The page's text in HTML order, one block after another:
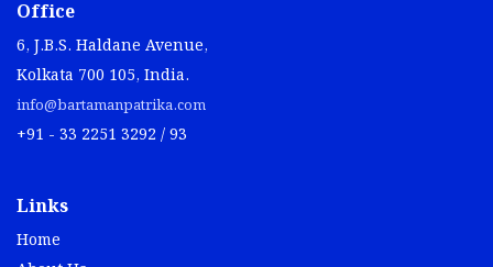
Office
6, J.B.S. Haldane Avenue,
Kolkata 700 105, India.
info@bartamanpatrika.com
+91 - 33 2251 3292 / 93
Links
Home